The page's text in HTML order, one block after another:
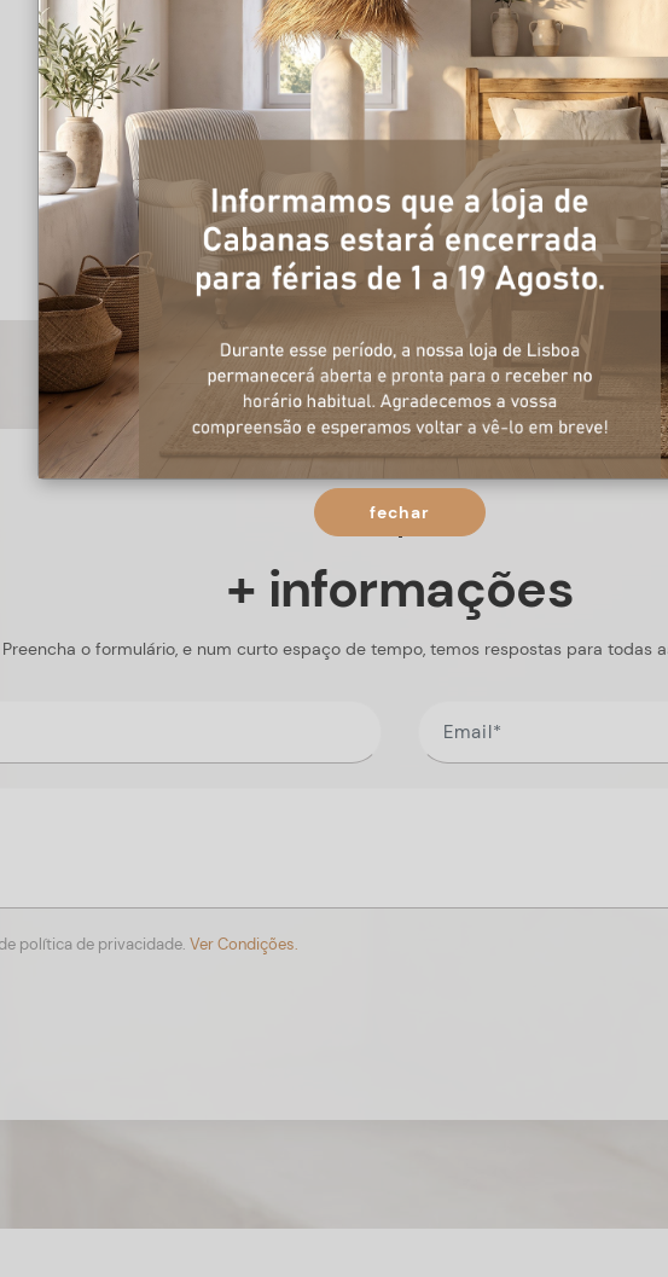
+ informações
Preencha o formulário, e num curto espaço de tempo, temos respostas para todas
política de privacidade. Ver Condições.
fechar